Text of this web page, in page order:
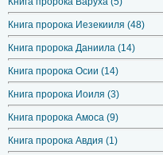
Книга пророка Иезекииля (48)
Книга пророка Даниила (14)
Книга пророка Осии (14)
Книга пророка Иоиля (3)
Книга пророка Амоса (9)
Книга пророка Авдия (1)